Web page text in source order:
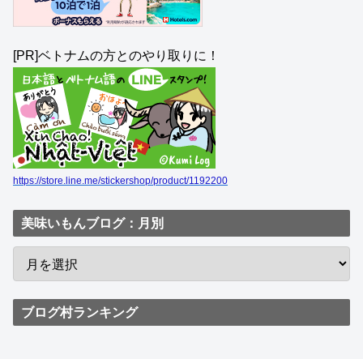
[PR]ベトナムの方とのやり取りに！
https://store.line.me/stickershop/product/1192200
美味いもんブログ：月別
ブログ村ランキング